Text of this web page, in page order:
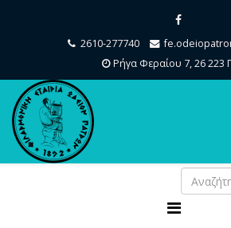
2610-277740
Ρήγα Φεραίου 7, 26 223